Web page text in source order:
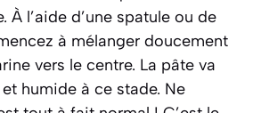
À l’aide d’une spatule ou de
à mélanger doucement
vers le centre. La pâte va
humide à ce stade. Ne